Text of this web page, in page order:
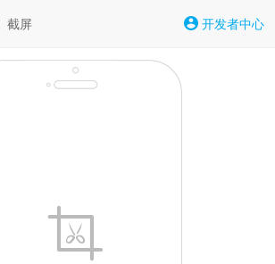
截屏 开发者中心